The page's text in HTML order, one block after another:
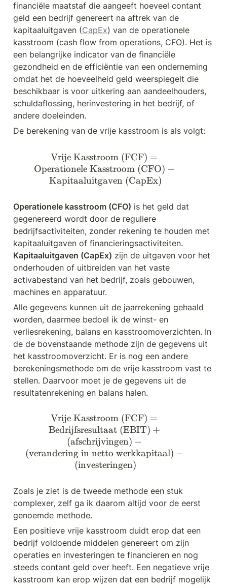
financiële maatstaf die aangeeft hoeveel contant
geld een bedrijf genereert na aftrek van de
kapitaaluitgaven (CapEx) van de operationele
kasstroom (cash flow from operations, CFO). Het is
een belangrijke indicator van de financiële
gezondheid en de efficiëntie van een onderneming
omdat het de hoeveelheid geld weerspiegelt die
beschikbaar is voor uitkering aan aandeelhouders,
schuldaflossing, herinvestering in het bedrijf, of
andere doeleinden.
De berekening van de vrije kasstroom is als volgt:
\text{Vrije Kasstroom
Vrije Kasstroom (FCF) =
Operationele Kasstroom (CFO) −
Kapitaaluitgaven (CapEx)
Operationele kasstroom (CFO) is het geld dat
gegenereerd wordt door de reguliere
bedrijfsactiviteiten, zonder rekening te houden met
Kapitaaluitgaven (CapEx) zijn de uitgaven voor het
onderhouden of uitbreiden van het vaste
activabestand van het bedrijf, zoals gebouwen,
machines en apparatuur.
Alle gegevens kunnen uit de jaarrekening gehaald
worden, daarmee bedoel ik de winst- en
verliesrekening, balans en kasstroomoverzichten. In
de de bovenstaande methode zijn de gegevens uit
het kasstroomoverzicht. Er is nog een andere
berekeningsmethode om de vrije kasstroom vast te
stellen. Daarvoor moet je de gegevens uit de
resultatenrekening en balans halen.
\text{Vrije Kasstroom
Vrije Kasstroom (FCF) =
Bedrijfsresultaat (EBIT) +
(afschrijvingen) −
(verandering in netto werkkapitaal) −
(investeringen)
Zoals je ziet is de tweede methode een stuk
complexer, zelf ga ik daarom altijd voor de eerst
genoemde methode.
Een positieve vrije kasstroom duidt erop dat een
bedrijf voldoende middelen genereert om zijn
operaties en investeringen te financieren en nog
steeds contant geld over heeft. Een negatieve vrije
kasstroom kan erop wijzen dat een bedrijf mogelijk